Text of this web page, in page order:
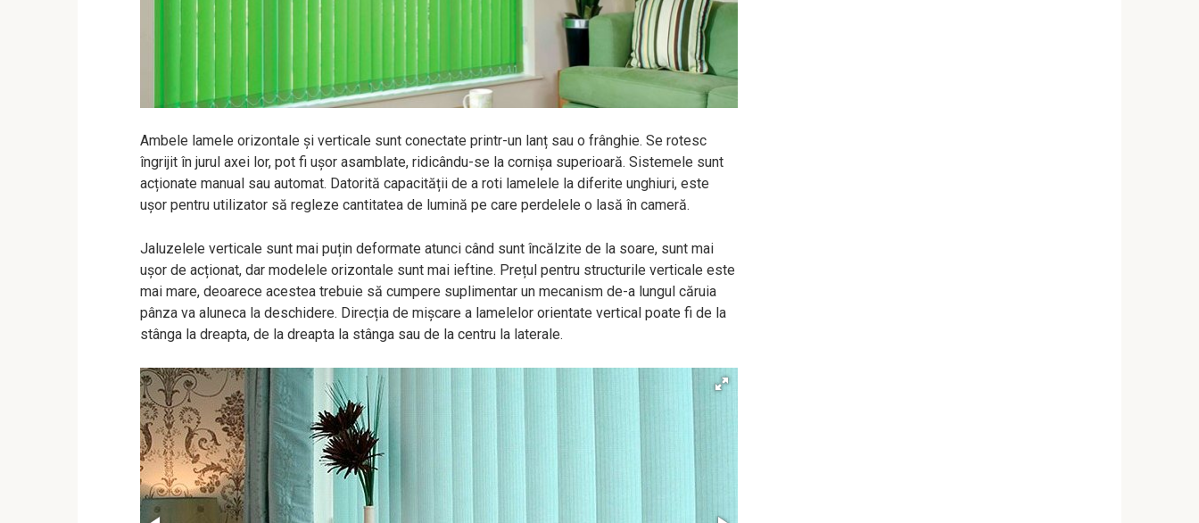
Ambele lamele orizontale și verticale sunt conectate printr-un lanț sau o frânghie. Se rotesc
îngrijit în jurul axei lor, pot fi ușor asamblate, ridicându-se la cornișa superioară. Sistemele sunt
acționate manual sau automat. Datorită capacității de a roti lamelele la diferite unghiuri, este
ușor pentru utilizator să regleze cantitatea de lumină pe care perdelele o lasă în cameră.
Jaluzelele verticale sunt mai puțin deformate atunci când sunt încălzite de la soare, sunt mai
ușor de acționat, dar modelele orizontale sunt mai ieftine. Prețul pentru structurile verticale este
mai mare, deoarece acestea trebuie să cumpere suplimentar un mecanism de-a lungul căruia
pânza va aluneca la deschidere. Direcția de mișcare a lamelelor orientate vertical poate fi de la
stânga la dreapta, de la dreapta la stânga sau de la centru la laterale.